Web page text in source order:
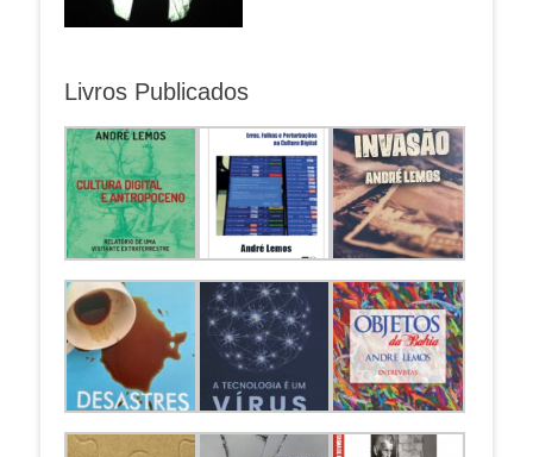
Livros Publicados